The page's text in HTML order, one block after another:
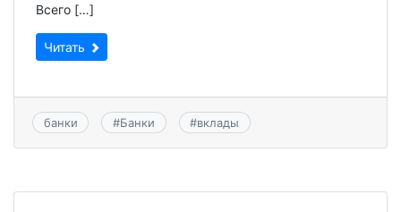
Всего […]
Читать
банки #Банки #вклады